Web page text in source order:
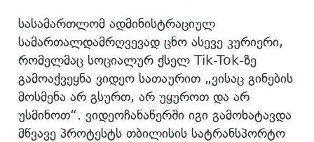
სასამართლომ ადმინისტრაციულ
სამართალდამრღვევად ცნო ასევე კურიერი,
რომელმაც სოციალურ ქსელ Tik-Tok-ზე
გამოაქვეყნა ვიდეო სათაურით „ვისაც გინების
მოსმენა არ გსურთ, არ უყუროთ და არ
უსმინოთ“. ვიდეოჩანაწერში იგი გამოხატავდა
მწვავე პროტესტს თბილისის სატრანსპორტო